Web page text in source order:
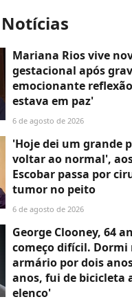
Mariana Rios vive
gestacional após
emocionante
estava em paz'
6 de agosto de 2026
'Hoje dei um grande
voltar ao normal',
Escobar passa por
tumor no peito
6 de agosto de 2026
George Clooney, 64
começo difícil. Dormi
armário por dois
anos, fui de bicicleta
elenco'